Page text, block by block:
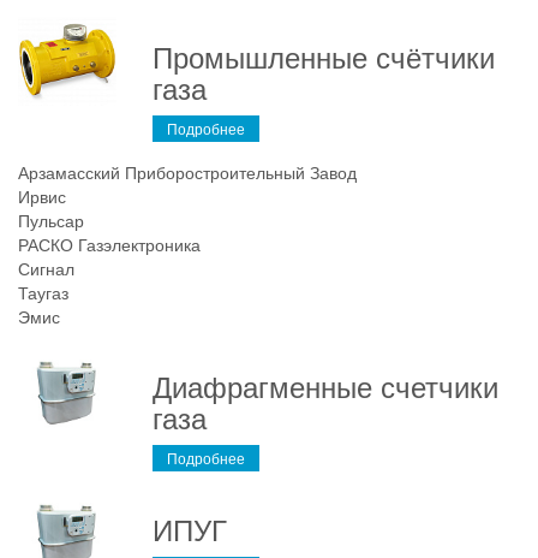
Промышленные счётчики
газа
Подробнее
Арзамасский Приборостроительный Завод
Ирвис
Пульсар
РАСКО Газэлектроника
Сигнал
Таугаз
Эмис
Диафрагменные счетчики
газа
Подробнее
ИПУГ